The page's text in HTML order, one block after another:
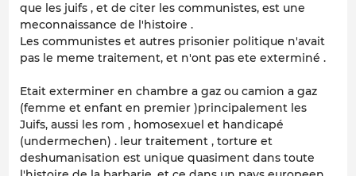
que les juifs , et de citer les communistes, est une
meconnaissance de l'histoire .
Les communistes et autres prisonier politique n'avait
pas le meme traitement, et n'ont pas ete exterminé .
Etait exterminer en chambre a gaz ou camion a gaz
(femme et enfant en premier )principalement les
Juifs, aussi les rom , homosexuel et handicapé
(undermechen) . leur traitement , torture et
deshumanisation est unique quasiment dans toute